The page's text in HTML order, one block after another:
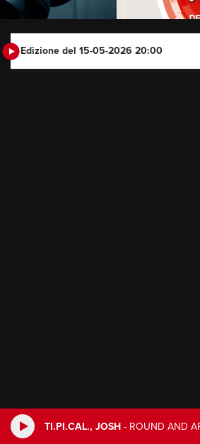
TI.PI.CAL., JOSH - ROUND AND
Edizione del 15-05-2026 20:00